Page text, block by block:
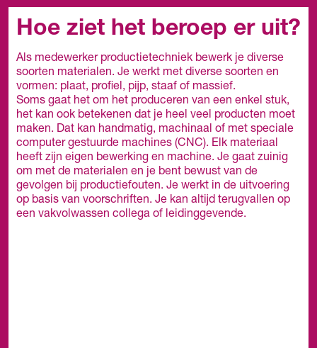
Hoe ziet het beroep er uit?
Als medewerker productietechniek bewerk je diverse
soorten materialen. Je werkt met diverse soorten en
vormen: plaat, profiel, pijp, staaf of massief.
Soms gaat het om het produceren van een enkel stuk,
het kan ook betekenen dat je heel veel producten moet
maken. Dat kan handmatig, machinaal of met speciale
computer gestuurde machines (CNC). Elk materiaal
heeft zijn eigen bewerking en machine. Je gaat zuinig
om met de materialen en je bent bewust van de
gevolgen bij productiefouten. Je werkt in de uitvoering
op basis van voorschriften. Je kan altijd terugvallen op
een vakvolwassen collega of leidinggevende.